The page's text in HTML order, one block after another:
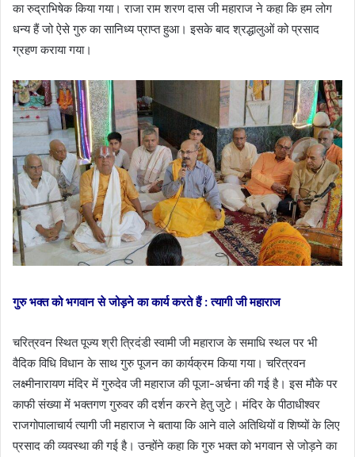
का रुद्राभिषेक किया गया। राजा राम शरण दास जी महाराज ने कहा कि हम लोग
धन्य हैं जो ऐसे गुरु का सानिध्य प्राप्त हुआ। इसके बाद श्रद्धालुओं को प्रसाद
ग्रहण कराया गया।
गुरु भक्त को भगवान से जोड़ने का कार्य करते हैं : त्यागी जी महाराज
चरित्रवन स्थित पूज्य श्री त्रिदंडी स्वामी जी महाराज के समाधि स्थल पर भी
वैदिक विधि विधान के साथ गुरु पूजन का कार्यक्रम किया गया। चरित्रवन
लक्ष्मीनारायण मंदिर में गुरुदेव जी महाराज की पूजा-अर्चना की गई है। इस मौके पर
काफी संख्या में भक्तगण गुरुवर की दर्शन करने हेतु जुटे। मंदिर के पीठाधीश्वर
राजगोपालाचार्य त्यागी जी महाराज ने बताया कि आने वाले अतिथियों व शिष्यों के लिए
प्रसाद की व्यवस्था की गई है। उन्होंने कहा कि गुरु भक्त को भगवान से जोड़ने का